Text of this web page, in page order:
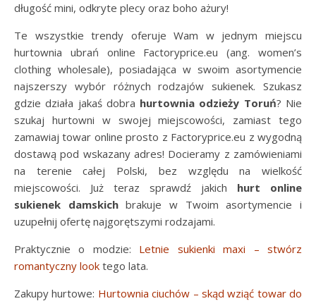
długość mini, odkryte plecy oraz boho ażury!
Te wszystkie trendy oferuje Wam w jednym miejscu
hurtownia ubrań online Factoryprice.eu (ang. women’s
clothing wholesale), posiadająca w swoim asortymencie
najszerszy wybór różnych rodzajów sukienek. Szukasz
gdzie działa jakaś dobra hurtownia odzieży Toruń? Nie
szukaj hurtowni w swojej miejscowości, zamiast tego
zamawiaj towar online prosto z Factoryprice.eu z wygodną
dostawą pod wskazany adres! Docieramy z zamówieniami
na terenie całej Polski, bez względu na wielkość
miejscowości. Już teraz sprawdź jakich hurt online
sukienek damskichbrakuje w Twoim asortymencie i
uzupełnij ofertę najgorętszymi rodzajami.
Praktycznie o modzie: Letnie sukienki maxi – stwórz
romantyczny look tego lata.
Zakupy hurtowe: Hurtownia ciuchów – skąd wziąć towar do